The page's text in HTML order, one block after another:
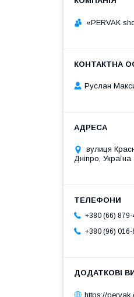
«PERVAK
Руслан
вулиця
Дніпро, Україна
+380 (66) 879-
+380 (96) 016-
https://